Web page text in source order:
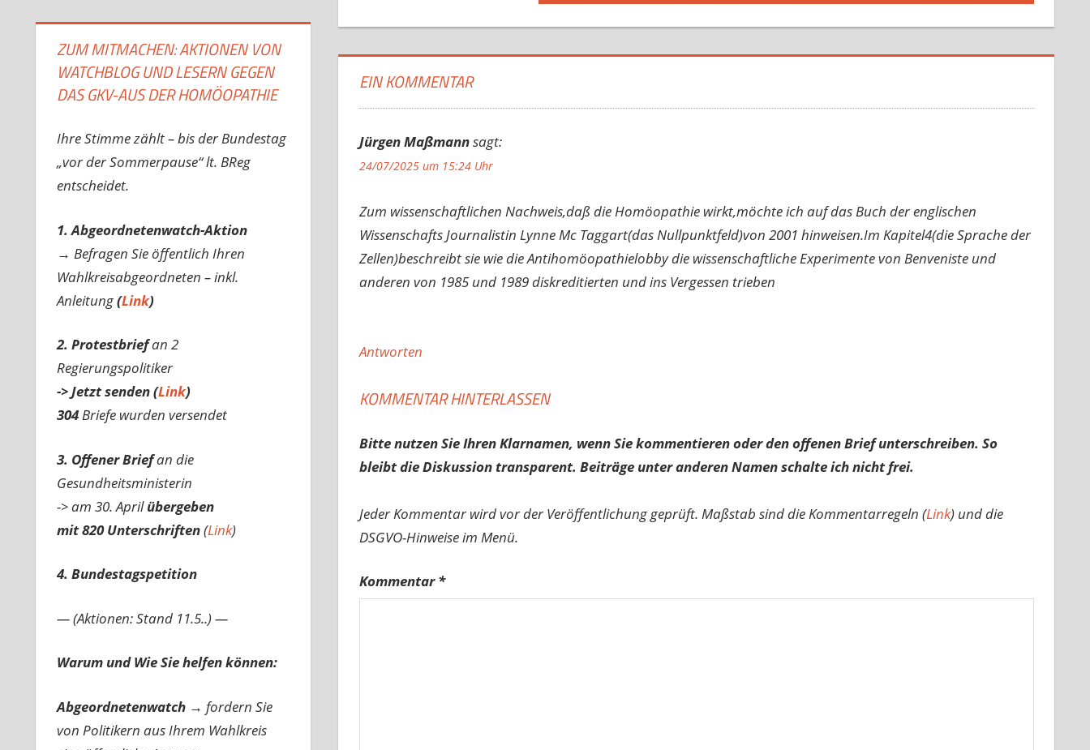
Beitrag:
EIN KOMMENTAR
Jürgen Maßmannsagt:
24/07/2025 um 15:24 Uhr
Zum wissenschaftlichen Nachweis,daß die Homöopathie wirkt,möchte ich auf das Buch der englischen
Wissenschafts Journalistin Lynne Mc Taggart(das Nullpunktfeld)von 2001 hinweisen.Im Kapitel4(die Sprache der
Zellen)beschreibt sie wie die Antihomöopathielobby die wissenschaftliche Experimente von Benveniste und
anderen von 1985 und 1989 diskreditierten und ins Vergessen trieben
Antworten
KOMMENTAR HINTERLASSEN
Bitte nutzen Sie Ihren Klarnamen, wenn Sie kommentieren oder den offenen Brief unterschreiben. So
bleibt die Diskussion transparent. Beiträge unter anderen Namen schalte ich nicht frei.
Jeder Kommentar wird vor der Veröffentlichung geprüft. Maßstab sind die Kommentarregeln (Link) und die
DSGVO-Hinweise im Menü.
Kommentar*
ZUM MITMACHEN: AKTIONEN VON
WATCHBLOG UND LESERN GEGEN
DAS GKV-AUS DER HOMÖOPATHIE
Ihre Stimme zählt – bis der Bundestag
„vor der Sommerpause“ lt. BReg
entscheidet.
1. Abgeordnetenwatch-Aktion
→ Befragen Sie öffentlich Ihren
Wahlkreisabgeordneten – inkl.
Anleitung(Link)
2. Protestbriefan 2
Regierungspolitiker
-> Jetzt senden (Link)
304Briefe wurden versendet
3. Offener Briefan die
Gesundheitsministerin
-> am 30. Aprilübergeben
mit 820 Unterschriften(Link)
4. Bundestagspetition
— (Aktionen: Stand 11.5..) —
Warum und Wie Sie helfen können:
Abgeordnetenwatch → fordern Sie
von Politikern aus Ihrem Wahlkreis